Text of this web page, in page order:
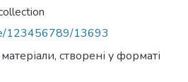
123456789/13693
створені у форматі